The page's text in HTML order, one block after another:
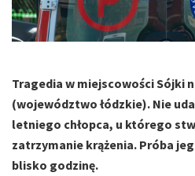
Tragedia w miejscowości Sójki
(województwo łódzkie). Nie
letniego chłopca, u którego
zatrzymanie krążenia. Próba
blisko godzinę.